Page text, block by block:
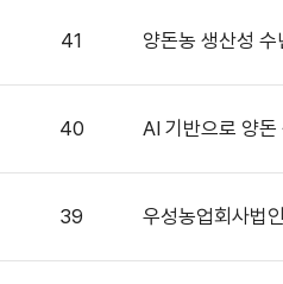
41 양돈농 생산성 수
40 AI 기반으로 양
39 우성농업회사법